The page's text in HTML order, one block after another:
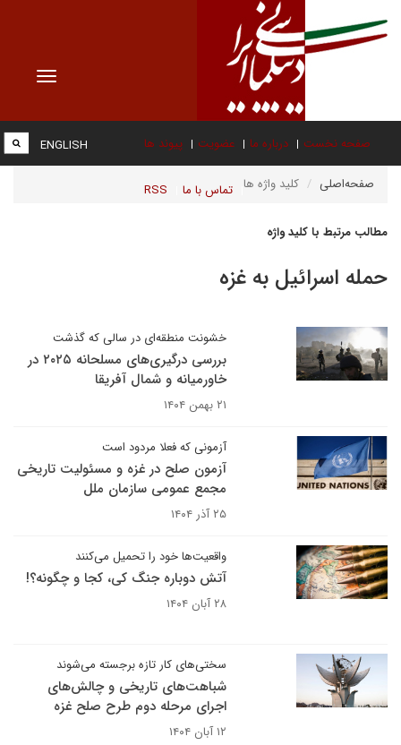
Toggle
صفحه نخست درباره ما عضویت پیوند ها
تماس با ما RSS
ENGLISH
صفحه‌اصلی کلید واژه ها
مطالب مرتبط با کلید واژه
حمله اسرائیل به غزه
خشونت منطقه‌ای در سالی که گذشت
بررسی درگیری‌های مسلحانه ۲۰۲۵ در
خاورمیانه و شمال آفریقا
۲۱ بهمن ۱۴۰۴
آزمونی که فعلا مردود است
آزمون صلح در غزه و مسئولیت تاریخی
مجمع عمومی سازمان ملل
۲۵ آذر ۱۴۰۴
واقعیت‌ها خود را تحمیل می‌کنند
آتش دوباره جنگ کی، کجا و چگونه؟!
۲۸ آبان ۱۴۰۴
سختی‌های کار تازه برجسته می‌شوند
شباهت‌های تاریخی و چالش‌های
اجرای مرحله دوم طرح صلح غزه
۱۲ آبان ۱۴۰۴